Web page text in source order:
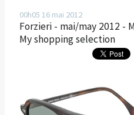
00h05 16 mai 2012
Forzieri - mai/may 2012 -
My shopping selection